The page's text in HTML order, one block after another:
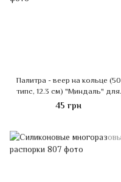
Палитра - веер на кольце (50
типс, 12.3 см) "Миндаль" для
демонстрации гель-лаков и
дизайнов. Прозрачный
45 грн